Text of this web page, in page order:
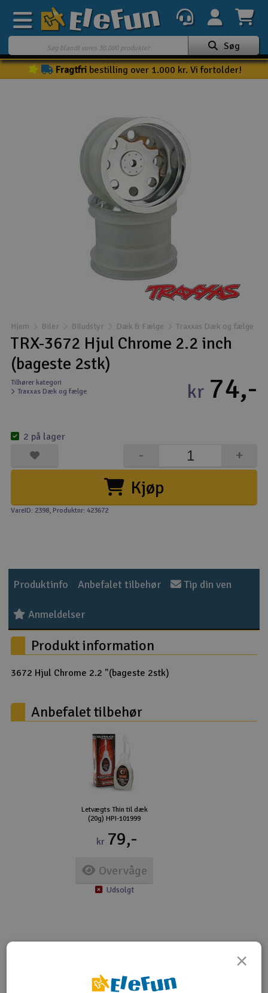
Ugens tilbud
Mine favoritter
Gavekort
3D-print
Batteri & ladere
Droner til FPV
Fly
Helikopter
Modelbygg og byggesæt
Modeljernbane
Motor & tilbehør
Raketter
Scooter & elkøretøj
Slot racing
Smarthjem, leg og hobby
Solenergi
Værktøj, udstyr og tilbehør
Søg
Fragtfribestilling over 1.000 kr. Vi fortolder!
Hjem Biler Biludstyr Dæk & Fælge Traxxas Dæk og fælge
TRX-3672 Hjul Chrome 2.2 inch
(bageste 2stk)
Tilhører kategori
Traxxas Dæk og fælge
kr 74,-
Kjøp
+
-
2 på lager
VareID: 2398, Produktnr: 423672
Produktinfo Anbefalet tilbehør Tip din ven
Anmeldelser
Produkt information
3672 Hjul Chrome 2.2 "(bageste 2stk)
Anbefalet tilbehør
Letvægts Thin til dæk
(20g) HPI-101999
kr 79,-
Overvåge
Udsolgt
Reservedeler Traxxas
×